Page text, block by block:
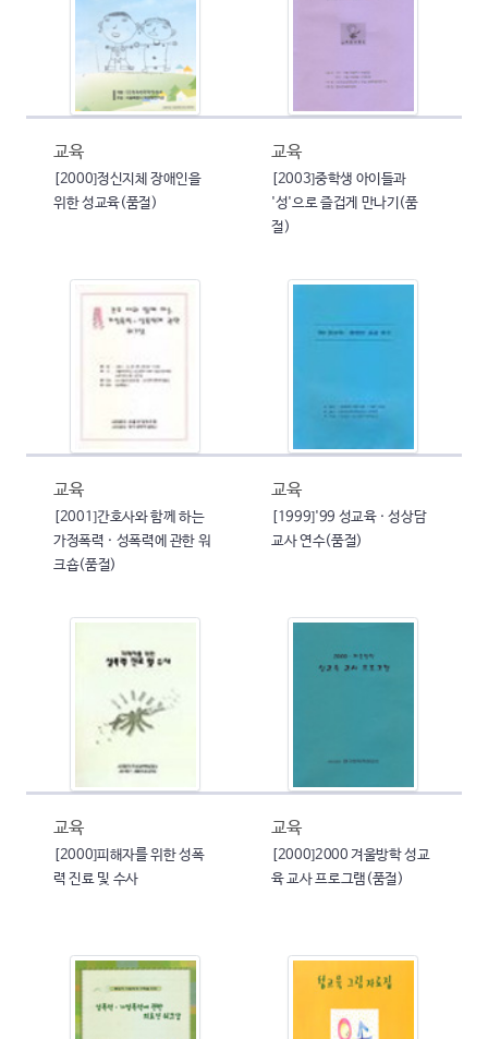
교육
[2000]정신지체 장애인을
위한 성교육(품절)
교육
[2003]중학생 아이들과
'성'으로 즐겁게 만나기(품
절)
교육
[2001]간호사와 함께 하는
가정폭력 · 성폭력에 관한 워
크숍(품절)
교육
[1999]'99 성교육 · 성상담
교사 연수(품절)
교육
[2000]피해자를 위한 성폭
력 진료 및 수사
교육
[2000]2000 겨울방학 성교
육 교사 프로그램(품절)